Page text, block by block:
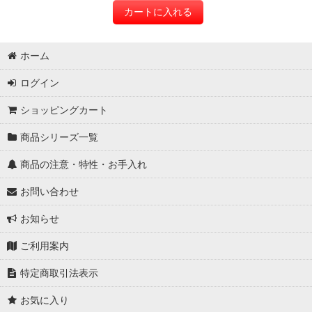
カートに入れる
ホーム
ログイン
ショッピングカート
商品シリーズ一覧
商品の注意・特性・お手入れ
お問い合わせ
お知らせ
ご利用案内
特定商取引法表示
お気に入り